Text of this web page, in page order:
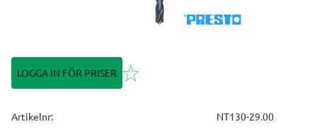
LOGGA IN FÖR PRISER Lägg till i favoriter
Artikelnr NT130-29.00